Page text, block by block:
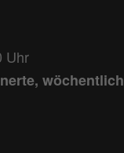
Uhr
wöchentlich